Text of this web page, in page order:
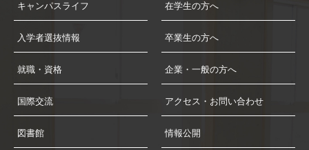
キャンパスライフ
入学者選抜情報
就職・資格
在学生の方へ
卒業生の方へ
企業・一般の方へ
国際交流
図書館
アクセス・お問い合わせ
情報公開